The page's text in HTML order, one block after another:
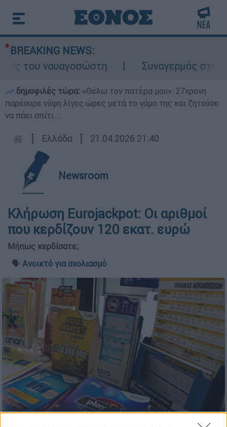
BREAKING NEWS:
του ναυαγοσώστη
Συναγερμός στην
δημοφιλές τώρα: «Θέλω τον πατέρα μου»: 27χρονη
παρέσυρε νύφη λίγες ώρες μετά το γάμο της και ζητούσε
να πάει σπίτι...
┋ Ελλάδα ┋ 21.04.2026 21:40
Newsroom
Κλήρωση Eurojackpot: Οι αριθμοί
που κερδίζουν 120 εκατ. ευρώ
Μήπως κερδίσατε;
🗣️ Ανοικτό για σχολιασμό
Eurojackpot (ΤΑΤΙΑΝΑ ΜΠΟΛΑΡΗ/EUROKINISSI)